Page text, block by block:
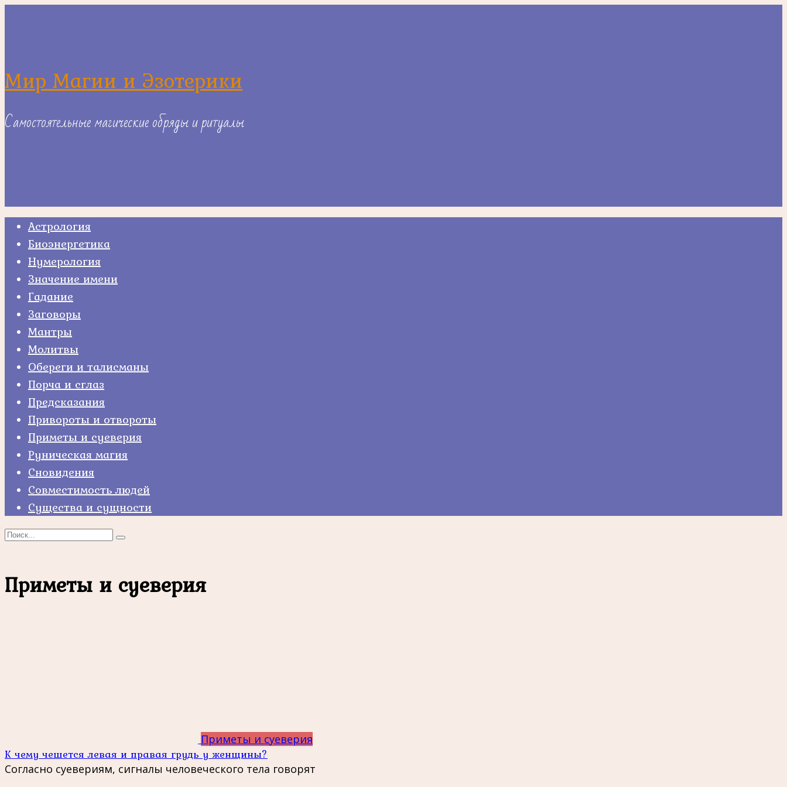
Мир Магии и Эзотерики
Самостоятельные магические обряды и ритуалы
Астрология
Биоэнергетика
Нумерология
Значение имени
Гадание
Заговоры
Мантры
Молитвы
Обереги и талисманы
Порча и сглаз
Предсказания
Привороты и отвороты
Приметы и суеверия
Руническая магия
Сновидения
Совместимость людей
Существа и сущности
Search
Приметы и суеверия
Приметы и суеверия
К чему чешется левая и правая грудь у женщины?
Согласно суевериям, сигналы человеческого тела говорят